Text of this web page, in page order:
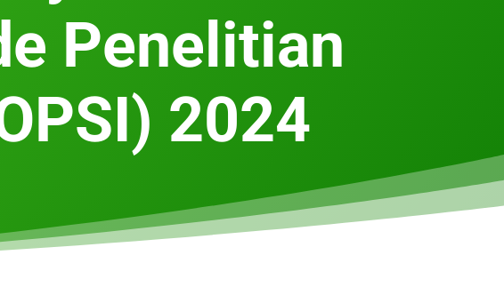
Penelitian
2024